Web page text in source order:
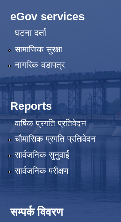
eGov services
घटना दर्ता
सामाजिक सुरक्षा
नागरिक वडापत्र
Reports
वार्षिक प्रगति प्रतिवेदन
चौमासिक प्रगति प्रतिवेदन
सार्वजनिक सुनुवाई
सार्वजनिक परीक्षण
सम्पर्क विवरण